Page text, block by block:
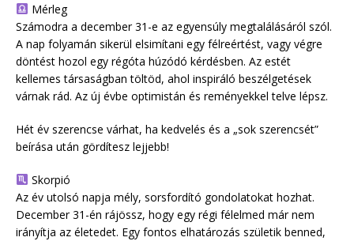
Mérleg
Számodra a december 31-e az egyensúly megtalálásáról szól.
A nap folyamán sikerül elsimítani egy félreértést, vagy végre
döntést hozol egy régóta húzódó kérdésben. Az estét
kellemes társaságban töltöd, ahol inspiráló beszélgetések
várnak rád. Az új évbe optimistán és reményekkel telve lépsz.
Hét év szerencse várhat, ha kedvelés és a „sok szerencsét”
beírása után gördítesz lejjebb!
Skorpió
Az év utolsó napja mély, sorsfordító gondolatokat hozhat.
December 31-én rájössz, hogy egy régi félelmed már nem
irányítja az életedet. Egy fontos elhatározás születik benned,